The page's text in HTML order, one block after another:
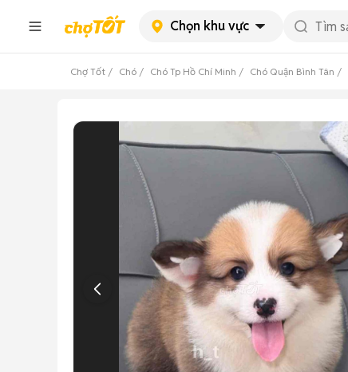
Chọn khu vực
Chợ Tốt Chó Chó Tp Hồ Chí Minh Chó Quận Bình Tân